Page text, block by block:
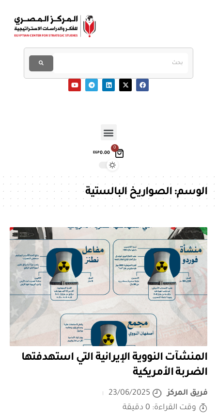
0
EGP0.00
الوسم:الصواريخ البالستية
المنشآت النووية الإيرانية التي استهدفتها
الضربة الأمريكية
فريق المركز
23/06/2025
وقت القراءة: 0 دقيقة